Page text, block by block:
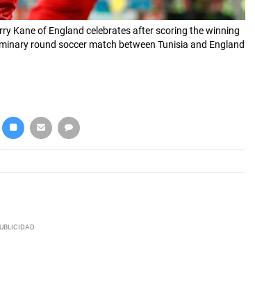
Kane of England celebrates after scoring the winning
round soccer match between Tunisia and England